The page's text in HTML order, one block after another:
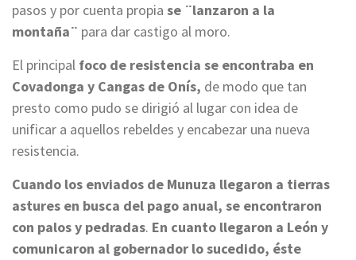
pasos y por cuenta propia se ¨lanzaron a la
montaña¨ para dar castigo al moro.
El principal foco de resistencia se encontraba en
Covadonga y Cangas de Onís, de modo que tan
presto como pudo se dirigió al lugar con idea de
unificar a aquellos rebeldes y encabezar una nueva
resistencia.
Cuando los enviados de Munuza llegaron a tierras
astures en busca del pago anual, se encontraron
con palos y pedradas. En cuanto llegaron a León y
comunicaron al gobernador lo sucedido, éste